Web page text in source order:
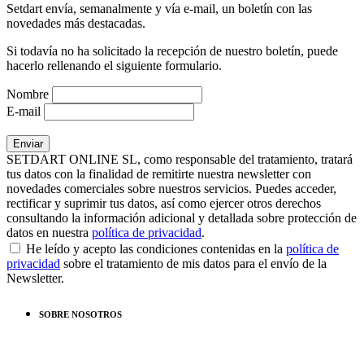
Setdart envía, semanalmente y vía e-mail, un boletín con las
novedades más destacadas.
Si todavía no ha solicitado la recepción de nuestro boletín, puede
hacerlo rellenando el siguiente formulario.
Nombre
E-mail
SETDART ONLINE SL, como responsable del tratamiento, tratará
tus datos con la finalidad de remitirte nuestra newsletter con
novedades comerciales sobre nuestros servicios. Puedes acceder,
rectificar y suprimir tus datos, así como ejercer otros derechos
consultando la información adicional y detallada sobre protección de
datos en nuestra política de privacidad.
He leído y acepto las condiciones contenidas en la política de
privacidad sobre el tratamiento de mis datos para el envío de la
Newsletter.
SOBRE NOSOTROS